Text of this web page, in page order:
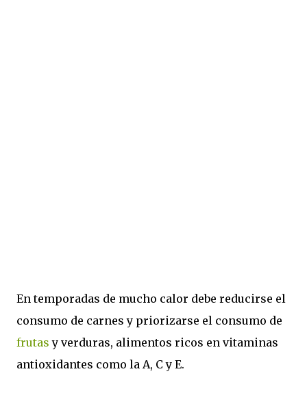
En temporadas de mucho calor debe reducirse el
consumo de carnes y priorizarse el consumo de
frutas y verduras, alimentos ricos en vitaminas
antioxidantes como la A, C y E.